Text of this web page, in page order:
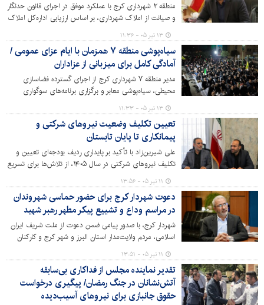
منطقه ۲ شهرداری کرج با عملکرد موفق در اجرای قانون حدنگار
و صیانت از املاک شهرداری، بر اساس ارزیابی اداره‌کل املاک
و مستغلات شهرداری کرج، موفق به کسب رتبه نخست در میان
مناطق شهرداری کرج شد.
۱۳ تیر ۰۵ - ۱۱:۳۶
سیاه‌پوشی منطقه ۷ همزمان با ایام عزای عمومی /
آمادگی کامل برای میزبانی از عزاداران
مدیر منطقه ۷ شهرداری کرج از اجرای گسترده فضاسازی
محیطی، سیاه‌پوشی معابر و برگزاری برنامه‌های سوگواری
همزمان با ایام عزای عمومی خبر داد و گفت: تمامی
ظرفیت‌های منطقه برای حفظ شأن این ایام و خدمت‌رسانی به
عزاداران و زائران بسیج شده است.
۱۳ تیر ۰۵ - ۱۱:۳۳
تعیین تکلیف وضعیت نیروهای شرکتی و
پیمانکاری تا پایان تابستان
علی شیرین‌زاد با تأکید بر پایداری ردیف بودجه‌ای تعیین و
تکلیف نیروهای شرکتی در سال ۱۴۰۵، از تلاش‌ها برای تسریع
در استخدام نیروهای شرکتی و پیمانکاری تا پایان تابستان
خبر داد.
۱۱ تیر ۰۵ - ۱۳:۵۶
دعوت شهردار کرج برای حضور حماسی شهروندان
در مراسم وداع و تشییع پیکر مطهر رهبر شهید
شهردار کرج، با صدور پیامی ضمن دعوت از ملت شریف ایران
اسلامی، مردم ولایت‌مدار استان البرز و شهر کرج و کارکنان
مدیریت شهری برای شرکت در مراسم وداع و تشییع پیکر
مطهر رهبر شهید انقلاب و همراهان ایشان، این حضور را تجدید
میثاق با آرمان‌های والای نظام مقدس جمهوری اسلامی
دانست.
۱۱ تیر ۰۵ - ۱۳:۵۱
تقدیر نماینده مجلس از فداکاری بی‌سابقه
آتش‌نشانان در جنگ رمضان/ پیگیری درخواست
حقوق جانبازی برای نیروهای آسیب‌دیده